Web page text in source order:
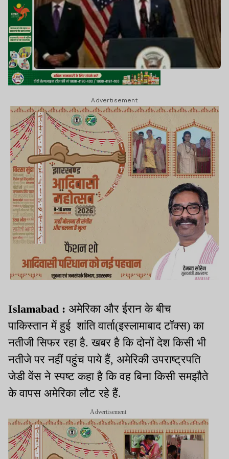
Advertisement
Islamabad : अमेरिका और ईरान के बीच
पाकिस्तान में हुई शांति वार्ता(इस्लामाबाद टॉक्स) का
नतीजी सिफर रहा है. खबर है कि दोनों देश किसी भी
नतीजे पर नहीं पहुंच पाये हैं, अमेरिकी उपराष्ट्रपति
जेडी वेंस ने स्पष्ट कहा है कि वह बिना किसी समझौते
के वापस अमेरिका लौट रहे हैं.
Advertisement